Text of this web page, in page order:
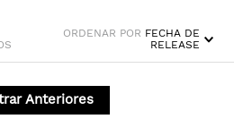
ORDENAR POR FECHA DE
RELEASE
Anteriores